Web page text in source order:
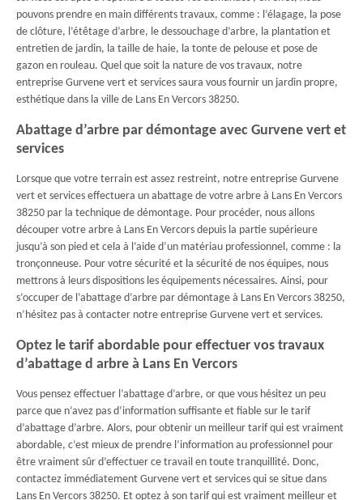
pouvons prendre en main différents travaux, comme : l’élagage, la pose
de clôture, l’étêtage d’arbre, le dessouchage d’arbre, la plantation et
entretien de jardin, la taille de haie, la tonte de pelouse et pose de
gazon en rouleau. Quel que soit la nature de vos travaux, notre
entreprise Gurvene vert et services saura vous fournir un jardin propre,
esthétique dans la ville de Lans En Vercors 38250.
Abattage d’arbre par démontage avec Gurvene vert et
services
Lorsque que votre terrain est assez restreint, notre entreprise Gurvene
vert et services effectuera un abattage de votre arbre à Lans En Vercors
38250 par la technique de démontage. Pour procéder, nous allons
découper votre arbre à Lans En Vercors depuis la partie supérieure
jusqu’à son pied et cela à l’aide d’un matériau professionnel, comme : la
tronçonneuse. Pour votre sécurité et la sécurité de nos équipes, nous
mettrons à leurs dispositions les équipements nécessaires. Ainsi, pour
s’occuper de l’abattage d’arbre par démontage à Lans En Vercors 38250,
n’hésitez pas à contacter notre entreprise Gurvene vert et services.
Optez le tarif abordable pour effectuer vos travaux
d’abattage d arbre à Lans En Vercors
Vous pensez effectuer l’abattage d’arbre, or que vous hésitez un peu
parce que n’avez pas d’information suffisante et fiable sur le tarif
d’abattage d’arbre. Alors, pour obtenir un meilleur tarif qui est vraiment
abordable, c’est mieux de prendre l’information au professionnel pour
être vraiment sûr d’effectuer ce travail en toute tranquillité. Donc,
contactez immédiatement Gurvene vert et services qui se situe dans
Lans En Vercors 38250. Et optez à son tarif qui est vraiment meilleur et